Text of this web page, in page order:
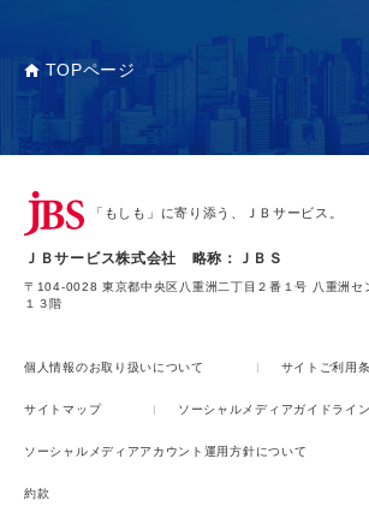
TOPページ
「もしも」に寄り添う、ＪＢサービス。
ＪＢサービス株式会社 略称：ＪＢＳ
〒104-0028 東京都中央区八重洲二丁目２番１号 八重洲セ
１３階
個人情報のお取り扱いについて サイトご利用
サイトマップ ソーシャルメディアガイドライン
ソーシャルメディアアカウント運用方針について
約款